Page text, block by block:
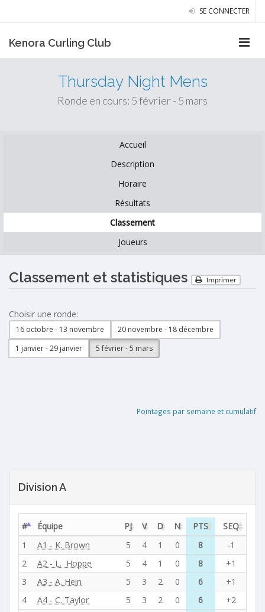
SE CONNECTER
Kenora Curling Club
Thursday Night Mens
Ronde en cours: 5 février - 5 mars
Accueil
Description
Horaire
Résultats
Classement
Joueurs
Classement et statistiques Imprimer
Choisir une ronde:
16 octobre - 13 novembre
20 novembre - 18 décembre
1 janvier - 29 janvier
5 février - 5 mars
Pointages par semaine et cumulatif
Division A
# Équipe PJ V D N PTS
SEQ
1
A1 - K. Brown 5 4 1 0 8
-1
2
A2 - L. Hoppe 5 4 1 0 8
+1
3
A3 - A. Hein 5 3 2 0 6
+1
4
A4 - C. Taylor 5 3 2 0 6
+2